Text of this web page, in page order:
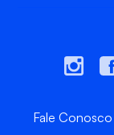
Fale Conosco